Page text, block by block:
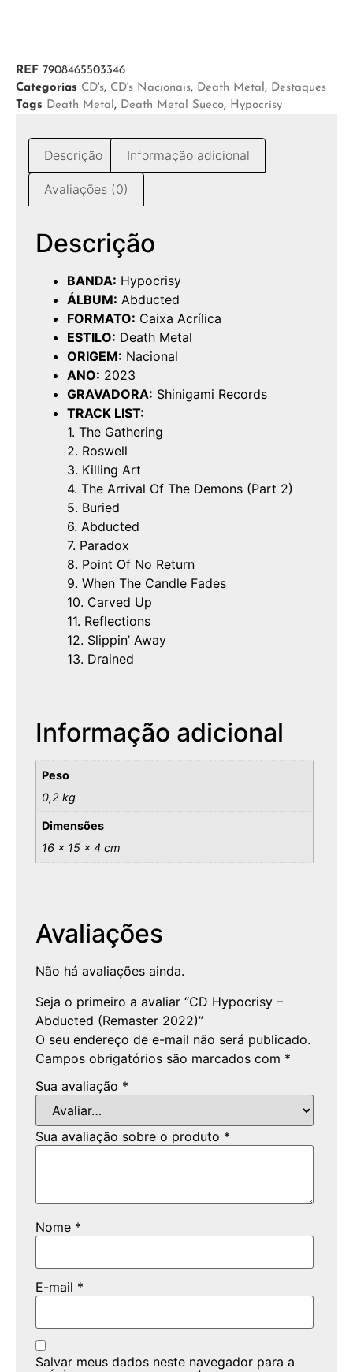
REF 7908465503346
Categorias CD's, CD's Nacionais, Death Metal, Destaques
Tags Death Metal, Death Metal Sueco, Hypocrisy
Descrição Informação adicional
Avaliações (0)
Descrição
BANDA: Hypocrisy
ÁLBUM: Abducted
FORMATO: Caixa Acrílica
ESTILO: Death Metal
ORIGEM: Nacional
ANO: 2023
GRAVADORA: Shinigami Records
TRACK LIST:
1. The Gathering
2. Roswell
3. Killing Art
4. The Arrival Of The Demons (Part 2)
5. Buried
6. Abducted
7. Paradox
8. Point Of No Return
9. When The Candle Fades
10. Carved Up
11. Reflections
12. Slippin’ Away
13. Drained
Informação adicional
Peso
0,2 kg
Dimensões
16 × 15 × 4 cm
Avaliações
Não há avaliações ainda.
Seja o primeiro a avaliar “CD Hypocrisy –
Abducted (Remaster 2022)”
O seu endereço de e-mail não será publicado.
Campos obrigatórios são marcados com *
Sua avaliação *
Sua avaliação sobre o produto *
Nome *
E-mail *
Salvar meus dados neste navegador para a